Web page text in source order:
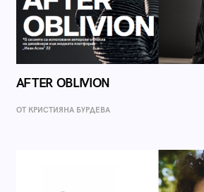
AFTER OBLIVION
ОТ КРИСТИЯНА БУРДЕВА